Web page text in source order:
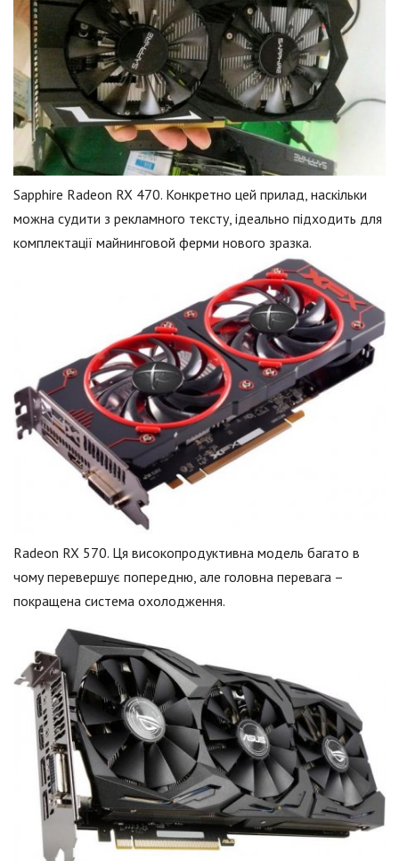
Sapphire Radeon RX 470. Конкретно цей прилад, наскільки
можна судити з рекламного тексту, ідеально підходить для
комплектації майнинговой ферми нового зразка.
Radeon RX 570. Ця високопродуктивна модель багато в
чому перевершує попередню, але головна перевага –
покращена система охолодження.